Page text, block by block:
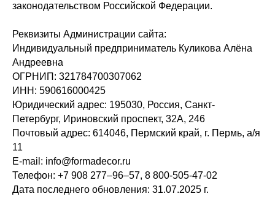
законодательством Российской Федерации.
Реквизиты Администрации сайта:
Индивидуальный предприниматель Куликова Алёна
Андреевна
ОГРНИП: 321784700307062
ИНН: 590616000425
Юридический адрес: 195030, Россия, Санкт-
Петербург, Ириновский проспект, 32А, 246
Почтовый адрес: 614046, Пермский край, г. Пермь, а/я
11
E-mail: info@formadecor.ru
Телефон: +7 908 277–96–57, 8 800-505-47-02
Дата последнего обновления: 31.07.2025 г.